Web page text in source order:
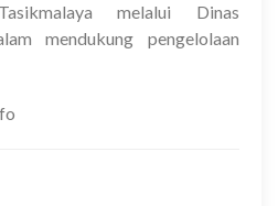
melalui Dinas
mendukung pengelolaan